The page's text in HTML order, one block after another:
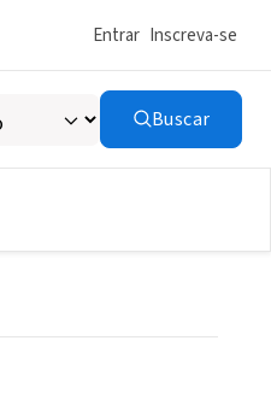
Entrar Inscreva-se
Buscar